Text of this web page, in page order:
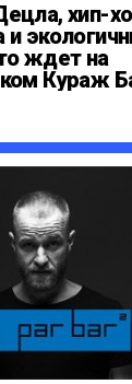
хип-
и
ждет на
Кураж